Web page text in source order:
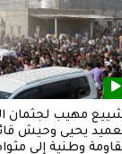
مهيب لجثمان
يحيى وحيش
وطنية إلى مثواه